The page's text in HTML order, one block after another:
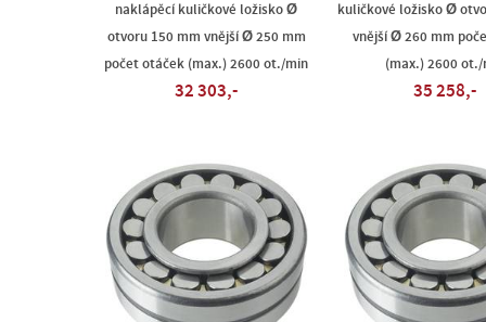
naklápěcí kuličkové ložisko Ø
otvoru 150 mm vnější Ø 250 mm
počet otáček (max.) 2600 ot./min
32 303,-
kuličkové ložisko Ø
vnější Ø 260 mm
(max.) 2600 ot./
35 258,-